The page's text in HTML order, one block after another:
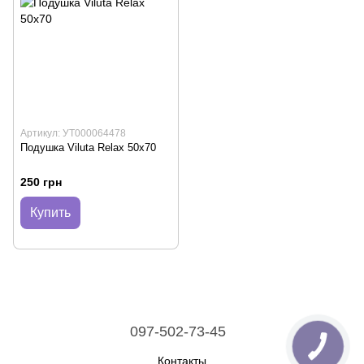
Артикул: УТ000064478
Подушка Viluta Relax 50х70
250 грн
Купить
097-502-73-45
Контакты